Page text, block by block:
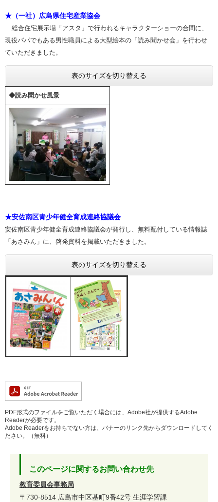
★（一社）広島県住宅産業協会
総合住宅展示場「アスタ」で行われるキャラクターショーの合間に、
現役パパでもある男性職員による大型絵本の「読み聞かせ会」を行わせ
ていただきました。
表のサイズを切り替える
◆読み聞かせ風景
★安佐南区青少年健全育成連絡協議会
安佐南区青少年健全育成連絡協議会が発行し、無料配付している情報誌
「あさみん」に、啓発資料を掲載いただきました。
表のサイズを切り替える
PDF形式のファイルをご覧いただく場合には、Adobe社が提供するAdobe
Readerが必要です。
Adobe Readerをお持ちでない方は、バナーのリンク先からダウンロードしてく
ださい。（無料）
このページに関するお問い合わせ先
教育委員会事務局
〒730-8514 広島市中区基町9番42号 生涯学習課